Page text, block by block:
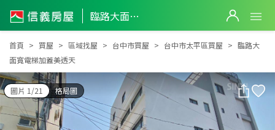
臨路大面寬電梯加蓋美透天
臨路大面寬電梯加蓋美透天
首頁 買屋 區域找屋 台中市買屋 台中市太平區買屋
臨路大
面寬電梯加蓋美透天
圖片 1/21 格局圖